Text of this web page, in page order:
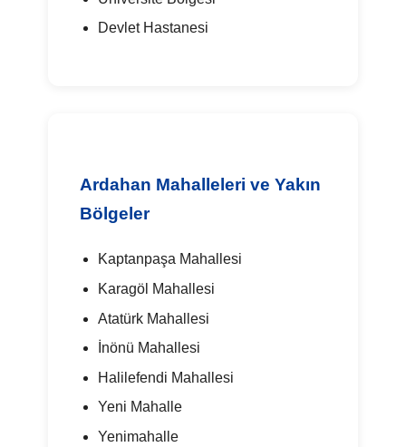
Devlet Hastanesi
Ardahan Mahalleleri ve Yakın
Bölgeler
Kaptanpaşa Mahallesi
Karagöl Mahallesi
Atatürk Mahallesi
İnönü Mahallesi
Halilefendi Mahallesi
Yeni Mahalle
Yenimahalle